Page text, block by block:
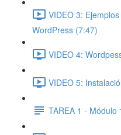
VIDEO 3:
WordPress (7:47)
VIDEO 4:
VIDEO 5:
TAREA 1 - Módulo